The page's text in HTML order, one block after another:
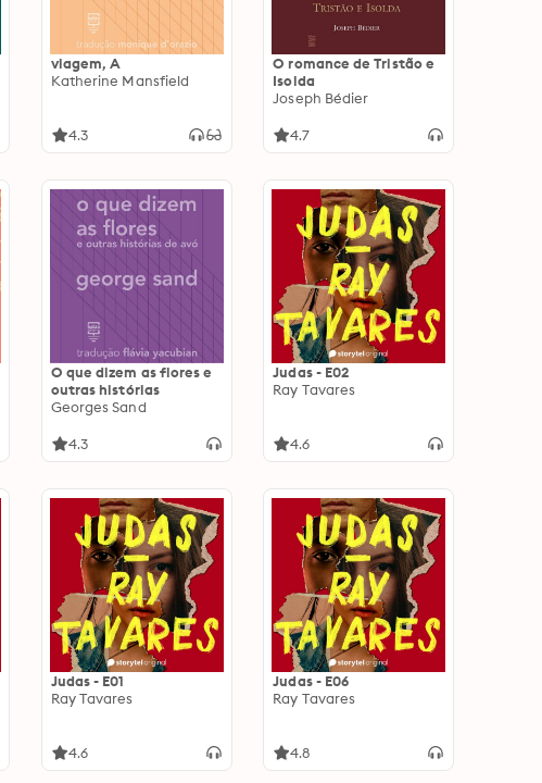
viagem, A
Katherine Mansfield
4.3
O romance de Tristão e
Isolda
Joseph Bédier
4.7
O que dizem as flores e
outras histórias
Georges Sand
4.3
Judas - E02
Ray Tavares
4.6
Judas - E01
Ray Tavares
4.6
Judas - E06
Ray Tavares
4.8